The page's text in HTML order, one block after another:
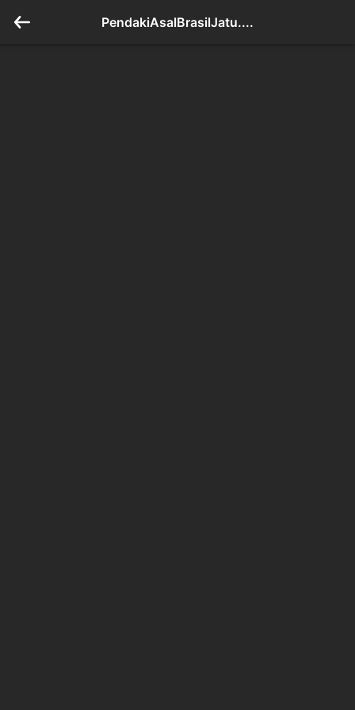
PendakiAsalBrasilJatu....